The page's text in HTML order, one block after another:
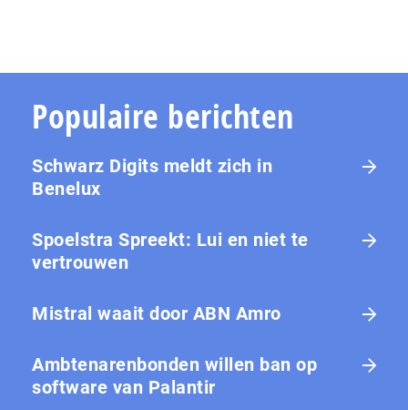
Populaire berichten
Schwarz Digits meldt zich in
Benelux
Spoelstra Spreekt: Lui en niet te
vertrouwen
Mistral waait door ABN Amro
Ambtenarenbonden willen ban op
software van Palantir